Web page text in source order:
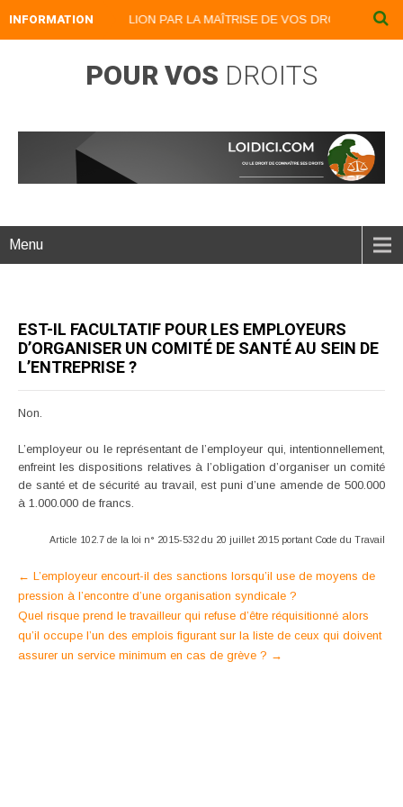
INFORMATION
DEVENEZ UN LION PAR LA MAÎTRISE DE VOS DROITS :
POUR VOS DROITS
Menu
EST-IL FACULTATIF POUR LES EMPLOYEURS
D’ORGANISER UN COMITÉ DE SANTÉ AU SEIN DE
L’ENTREPRISE ?
Non.
L’employeur ou le représentant de l’employeur qui, intentionnellement,
enfreint les dispositions relatives à l’obligation d’organiser un comité
de santé et de sécurité au travail, est puni d’une amende de 500.000
à 1.000.000 de francs.
Article 102.7 de la loi n° 2015-532 du 20 juillet 2015 portant Code du Travail
Post
navigation
← L’employeur encourt-il des sanctions lorsqu’il use de moyens de
pression à l’encontre d’une organisation syndicale ?
Quel risque prend le travailleur qui refuse d’être réquisitionné alors
qu’il occupe l’un des emplois figurant sur la liste de ceux qui doivent
assurer un service minimum en cas de grève ? →